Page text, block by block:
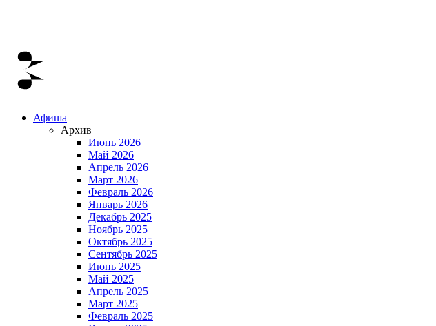
Афиша
Архив
Июнь 2026
Май 2026
Апрель 2026
Март 2026
Февраль 2026
Январь 2026
Декабрь 2025
Ноябрь 2025
Октябрь 2025
Сентябрь 2025
Июнь 2025
Май 2025
Апрель 2025
Март 2025
Февраль 2025